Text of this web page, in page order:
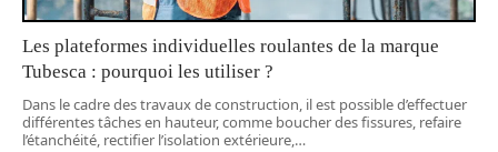
Les plateformes individuelles roulantes de la marque
Tubesca : pourquoi les utiliser ?
Dans le cadre des travaux de construction, il est possible d’effectuer
différentes tâches en hauteur, comme boucher des fissures, refaire
l’étanchéité, rectifier l’isolation extérieure,…